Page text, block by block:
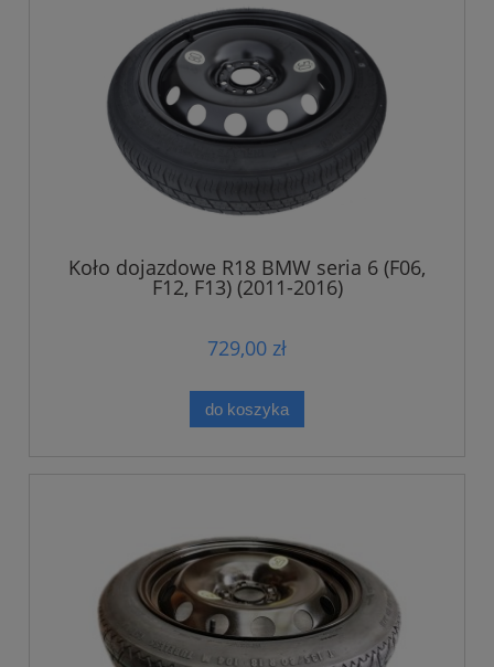
Koło dojazdowe R18 BMW seria 6 (F06,
F12, F13) (2011-2016)
729,00 zł
do koszyka